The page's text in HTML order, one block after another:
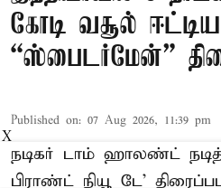
கோடி வசூல் ஈட்டிய
“ஸ்பைடர்மேன்”
Published on: 07 Aug 2026, 11:39 pm
நடிகர் டாம் ஹாலண்ட்
பிராண்ட் நியூ டே’
X